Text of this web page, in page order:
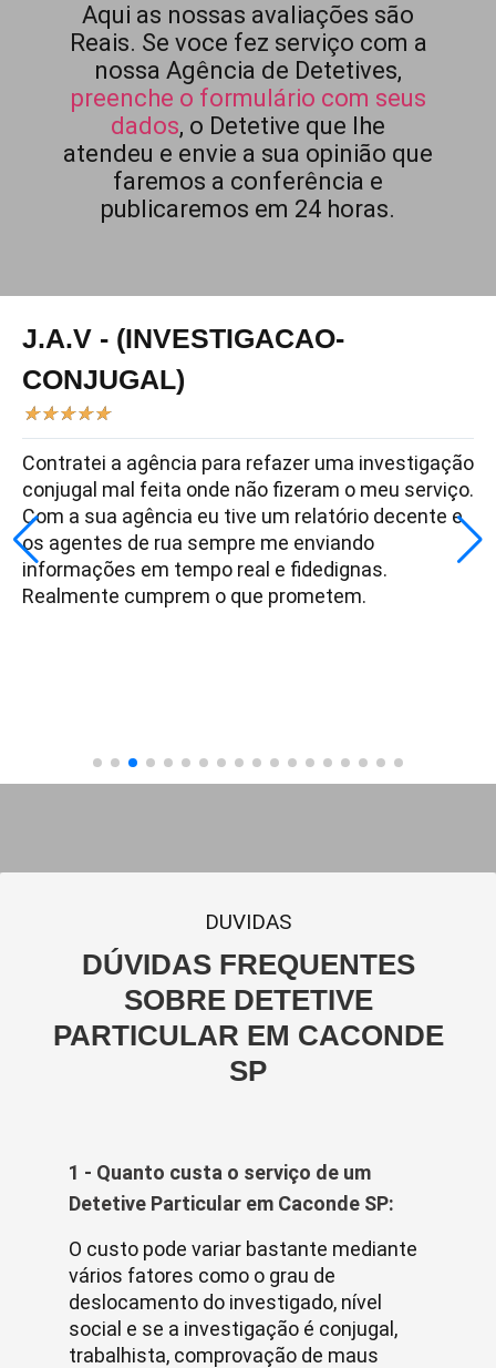
Aqui as nossas avaliações são
Reais. Se voce fez serviço com a
nossa Agência de Detetives,
preenche o formulário com seus
dados, o Detetive que lhe
atendeu e envie a sua opinião que
faremos a conferência e
publicaremos em 24 horas.
J.A.V - (INVESTIGACAO-
CONJUGAL)
★★★★★
Contratei a agência para refazer uma investigação
conjugal mal feita onde não fizeram o meu serviço.
Com a sua agência eu tive um relatório decente e
os agentes de rua sempre me enviando
informações em tempo real e fidedignas.
Realmente cumprem o que prometem.
DUVIDAS
DÚVIDAS FREQUENTES
SOBRE DETETIVE
PARTICULAR EM CACONDE
SP
1 - Quanto custa o serviço de um
Detetive Particular em Caconde SP:
O custo pode variar bastante mediante
vários fatores como o grau de
deslocamento do investigado, nível
social e se a investigação é conjugal,
trabalhista, comprovação de maus